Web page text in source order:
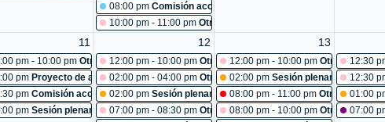
08:00 pm Comisión accidental:creación de comisión
10:00 pm - 11:00 pm Otras reuniones: reconocimiento a
pot
84-2026: estudio
reunión unidad servicios generales
11
pm - 10:00 pm Otras reuniones: pot
pm Proyecto de acuerdo 101-2026: estudio
pm Comisión accidental:acciones ante la administración distrital para que, el
pm Sesión plenaria No. 490
12
12:00 pm - 10:00 pm Otras reuniones: pot
02:00 pm - 04:00 pm Otras reuniones: comité primario
02:00 pm Sesión plenaria No. 491
07:00 pm - 08:30 pm Otras reuniones: socialización
13
12:00 pm - 10:00 pm Otras
02:00 pm Sesión plenaria No. 493
08:00 pm - 11:00 pm Otras
08:00 pm - 10:00 pm Otras
12:30
12:30
01:00
07:00